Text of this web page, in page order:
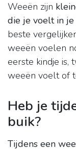
Weeën zijn
die je voelt in
beste
weeën voelen
eerste kindje is,
weeën voelt of
Heb je
buik?
Tijdens een